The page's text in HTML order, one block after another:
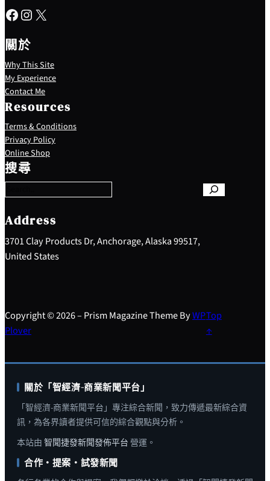
Facebook Instagram X
關於
Why This Site
My Experience
Contact Me
Resources
Terms & Conditions
Privacy Policy
Online Shop
搜尋
S
e
a
c
h
Address
3701 Clay Products Dr, Anchorage, Alaska 99517,
United States
Copyright © 2026 – Prism Magazine Theme ByWP
Plover
Top
↑
關於「智經濟-商業新聞平台」
「智經濟-商業新聞平台」專注綜合新聞，致力傳遞最新綜合資
訊，為各界讀者提供可信的綜合觀點與分析。
本站由 智聞捷發新聞發佈平台 營運。
合作・提案・試發新聞